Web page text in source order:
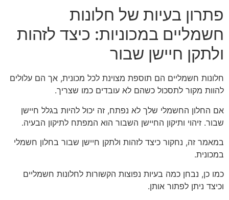
פתרון בעיות של חלונות
חשמליים במכוניות: כיצד לזהות
ולתקן חיישן שבור
חלונות חשמליים הם תוספת מצוינת לכל מכונית, אך הם עלולים
להוות מקור לתסכול כשהם לא עובדים כמו שצריך.
אם החלון החשמלי שלך לא נפתח, זה יכול להיות בגלל חיישן
שבור. זיהוי ותיקון החיישן השבור הוא המפתח לתיקון הבעיה.
במאמר זה, נחקור כיצד לזהות ולתקן חיישן שבור בחלון חשמלי
במכונית.
כמו כן, נבחן כמה בעיות נפוצות הקשורות לחלונות חשמליים
וכיצד ניתן לפתור אותן.